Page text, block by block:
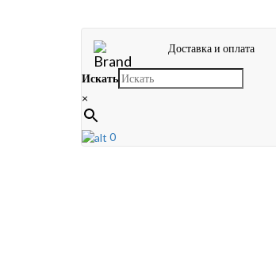
Доставка и оплата
Искать
×
0